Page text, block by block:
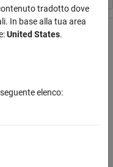
tradotto dove
In base alla tua area
United States.
elenco: